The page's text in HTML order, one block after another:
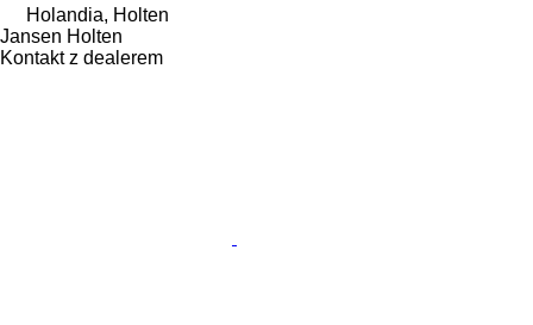
Holandia, Holten
Jansen Holten
Kontakt z dealerem